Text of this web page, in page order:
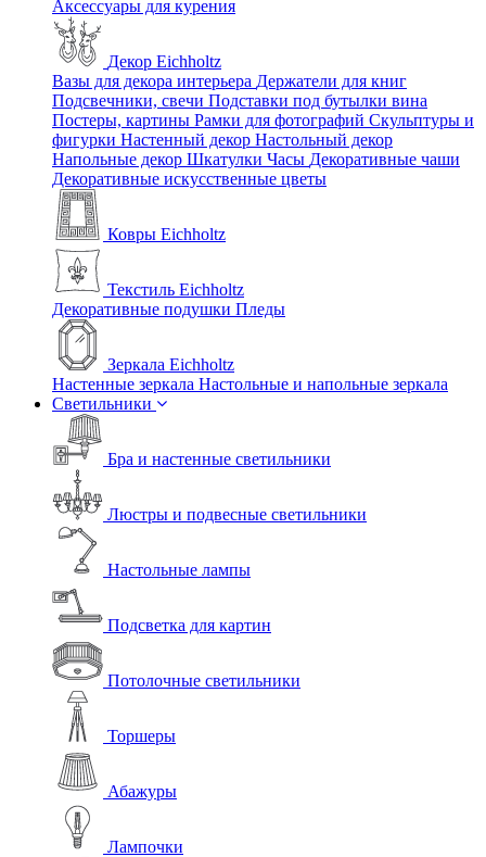
Аксессуары для курения
Декор Eichholtz
Вазы для декора интерьера Держатели для книг
Подсвечники, свечи Подставки под бутылки вина
Постеры, картины Рамки для фотографий Скульптуры и
фигурки Настенный декор Настольный декор
Напольные декор Шкатулки Часы Декоративные чаши
Декоративные искусственные цветы
Ковры Eichholtz
Текстиль Eichholtz
Декоративные подушки Пледы
Зеркала Eichholtz
Настенные зеркала Настольные и напольные зеркала
Светильники
Бра и настенные светильники
Люстры и подвесные светильники
Настольные лампы
Подсветка для картин
Потолочные светильники
Торшеры
Абажуры
Лампочки